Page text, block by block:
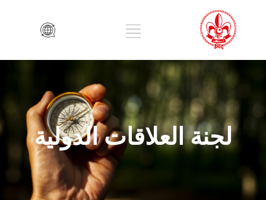
لجنة العلاقات الدولية